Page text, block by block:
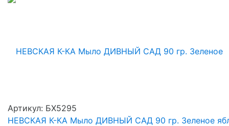
Артикул: БХ5295
НЕВСКАЯ К-КА Мыло ДИВНЫЙ САД 90 гр. Зеленое